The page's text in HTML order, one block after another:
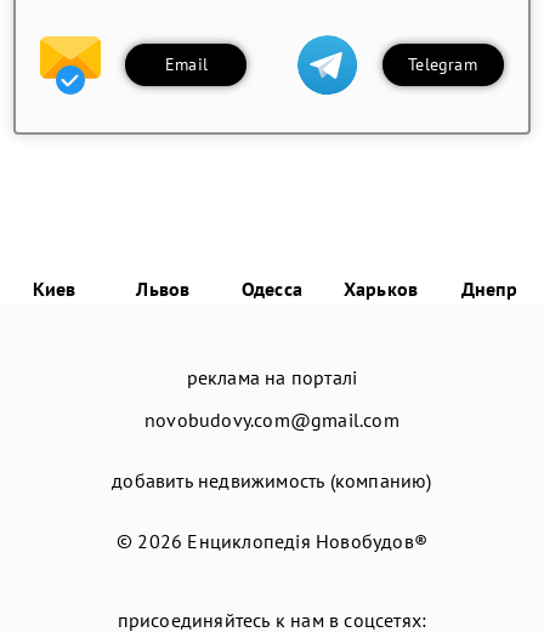
Email Telegram
Киев Львов Одесса Харьков Днепр
реклама на порталі
novobudovy.com@gmail.com
добавить недвижимость (компанию)
© 2026 Енциклопедія Новобудов®
присоединяйтесь к нам в соцсетях: